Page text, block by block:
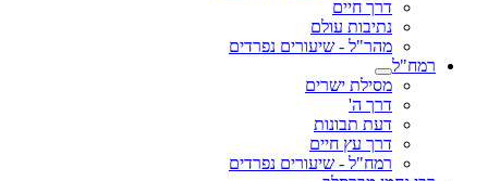
דרך חיים
נתיבות עולם
מהר"ל - שיעורים נפרדים
רמח"ל
מסילת ישרים
דרך ה'
דעת תבונות
דרך עץ חיים
רמח"ל - שיעורים נפרדים